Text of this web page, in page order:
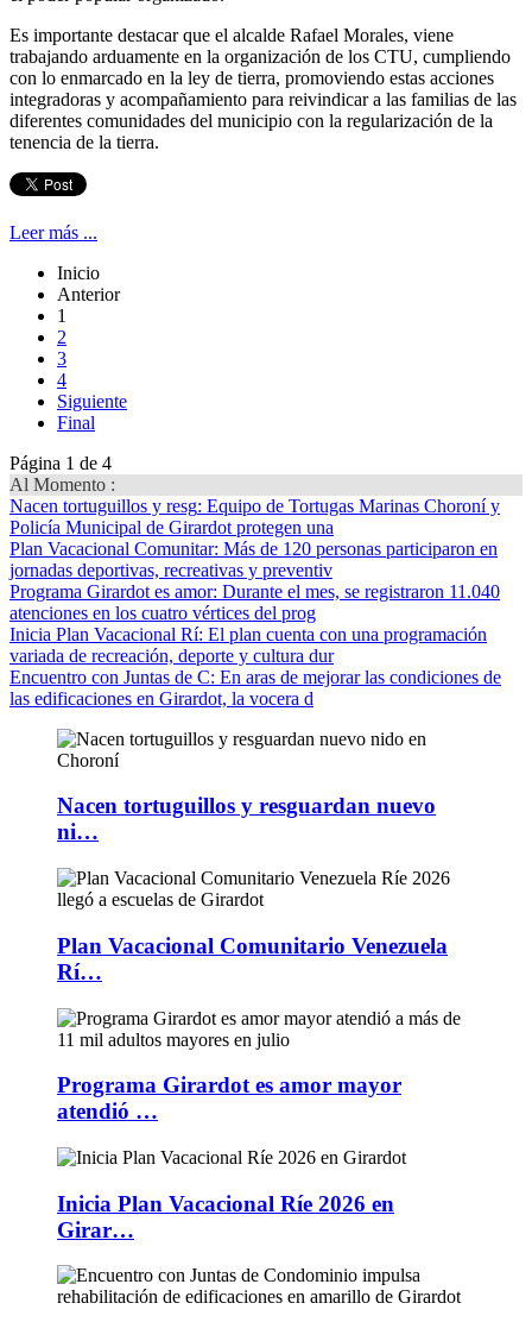
Es importante destacar que el alcalde Rafael Morales, viene
trabajando arduamente en la organización de los CTU, cumpliendo
con lo enmarcado en la ley de tierra, promoviendo estas acciones
integradoras y acompañamiento para reivindicar a las familias de las
diferentes comunidades del municipio con la regularización de la
tenencia de la tierra.
Leer más ...
Inicio
Anterior
1
2
3
4
Siguiente
Final
Página 1 de 4
Al Momento :
Nacen tortuguillos y resg: Equipo de Tortugas Marinas Choroní y
Policía Municipal de Girardot protegen una
Plan Vacacional Comunitar: Más de 120 personas participaron en
jornadas deportivas, recreativas y preventiv
Programa Girardot es amor: Durante el mes, se registraron 11.040
atenciones en los cuatro vértices del prog
Inicia Plan Vacacional Rí: El plan cuenta con una programación
variada de recreación, deporte y cultura dur
Encuentro con Juntas de C: En aras de mejorar las condiciones de
las edificaciones en Girardot, la vocera d
Nacen tortuguillos y resguardan nuevo
ni…
Plan Vacacional Comunitario Venezuela
Rí…
Programa Girardot es amor mayor
atendió …
Inicia Plan Vacacional Ríe 2026 en
Girar…